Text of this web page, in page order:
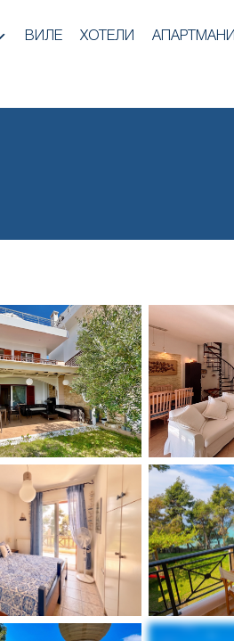
ВИЛЕ ХОТЕЛИ АПАРТМАНИ